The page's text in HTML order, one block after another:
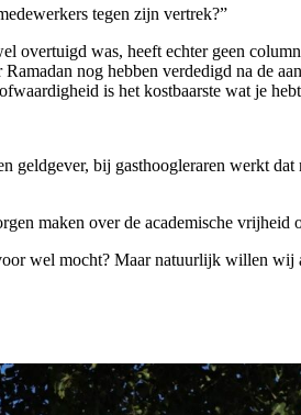
tegen zijn vertrek?”
overtuigd was, heeft echter geen
nog hebben verdedigd na de
is het kostbaarste wat je
bij gasthoogleraren werkt
maken over de academische vrijheid
wel mocht? Maar natuurlijk willen